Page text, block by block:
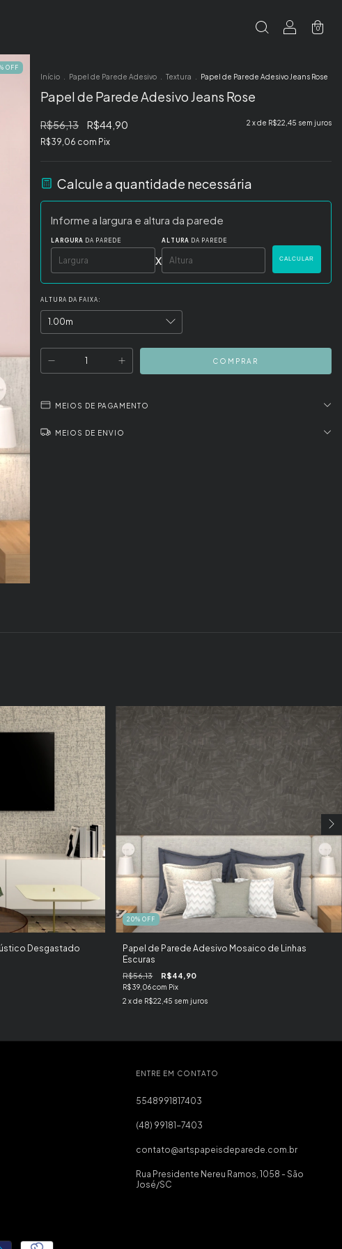
0
OFF
Início Papel de Parede Adesivo Textura Papel de Parede Adesivo Jeans Rose
Papel de Parede Adesivo Jeans Rose
R$56,13 R$44,90 2 x de R$22,45 sem juros
R$39,06 com Pix
Calcule a quantidade necessária
Informe a largura e altura da parede
LARGURA DA PAREDE
x
ALTURA DA PAREDE
CALCULAR
ALTURA DA FAIXA:
MEIOS DE PAGAMENTO
MEIOS DE ENVIO
Desgastado
20%OFF
Papel de Parede Adesivo Mosaico de Linhas
Escuras
R$56,13 R$44,90
R$39,06com Pix
2 x de R$22,45 sem juros
ENTRE EM CONTATO
5548991817403
(48) 99181-7403
contato@artspapeisdeparede.com.br
Rua Presidente Nereu Ramos, 1058 - São
José/SC